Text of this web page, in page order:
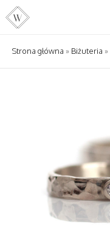
Strona główna » Biżuteria »